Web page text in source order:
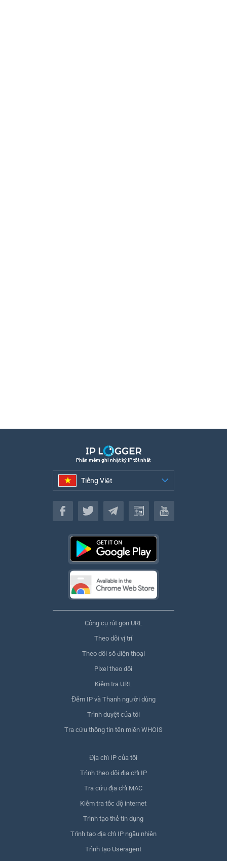
Phần mềm ghi nhật ký IP tốt nhất
Tiếng Việt
Tiếng Việt
Công cụ rút gọn URL
Theo dõi vị trí
Theo dõi số điện thoại
Pixel theo dõi
Kiểm tra URL
Đếm IP và Thanh người dùng
Trình duyệt của tôi
Tra cứu thông tin tên miền WHOIS
Địa chỉ IP của tôi
Trình theo dõi địa chỉ IP
Tra cứu địa chỉ MAC
Kiểm tra tốc độ internet
Trình tạo thẻ tín dụng
Trình tạo địa chỉ IP ngẫu nhiên
Trình tạo Useragent